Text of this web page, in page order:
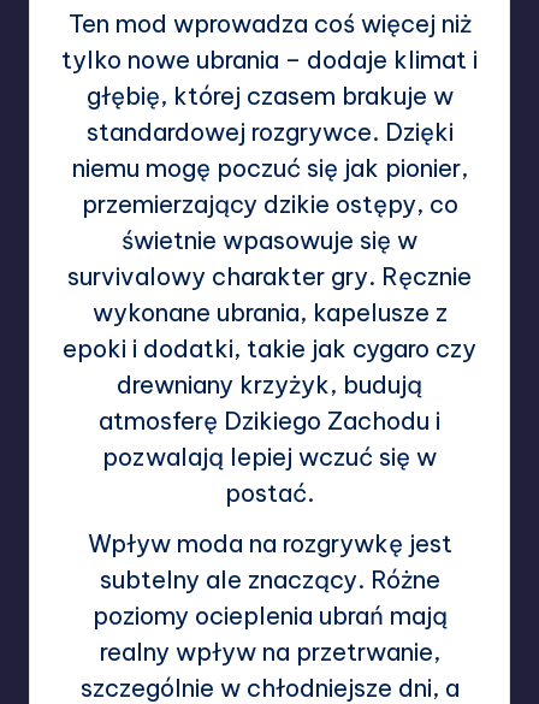
Ten mod wprowadza coś więcej niż
tylko nowe ubrania – dodaje klimat i
głębię, której czasem brakuje w
standardowej rozgrywce. Dzięki
niemu mogę poczuć się jak pionier,
przemierzający dzikie ostępy, co
świetnie wpasowuje się w
survivalowy charakter gry. Ręcznie
wykonane ubrania, kapelusze z
epoki i dodatki, takie jak cygaro czy
drewniany krzyżyk, budują
atmosferę Dzikiego Zachodu i
pozwalają lepiej wczuć się w
postać.
Wpływ moda na rozgrywkę jest
subtelny ale znaczący. Różne
poziomy ocieplenia ubrań mają
realny wpływ na przetrwanie,
szczególnie w chłodniejsze dni, a